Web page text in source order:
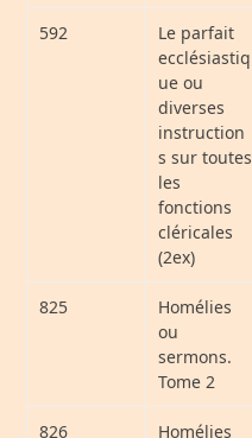
592
Le parfait
ecclésiastiq
ue ou
diverses
instruction
s sur toutes
les
fonctions
cléricales
(2ex)
825
Homélies
ou
sermons.
Tome 2
826
Homélies